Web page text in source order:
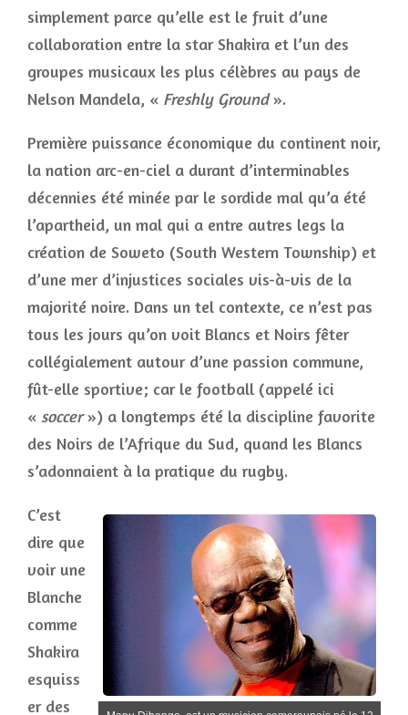
simplement parce qu’elle est le fruit d’une
collaboration entre la star Shakira et l’un des
groupes musicaux les plus célèbres au pays de
Nelson Mandela, « Freshly Ground».
Première puissance économique du continent noir,
la nation arc-en-ciel a durant d’interminables
décennies été minée par le sordide mal qu’a été
l’apartheid, un mal qui a entre autres legs la
création de Soweto (South Western Township) et
d’une mer d’injustices sociales vis-à-vis de la
majorité noire. Dans un tel contexte, ce n’est pas
tous les jours qu’on voit Blancs et Noirs fêter
collégialement autour d’une passion commune,
fût-elle sportive; car le football (appelé ici
« soccer») a longtemps été la discipline favorite
des Noirs de l’Afrique du Sud, quand les Blancs
s’adonnaient à la pratique du rugby.
C’est
dire que
voir une
Blanche
comme
Shakira
esquiss
er des